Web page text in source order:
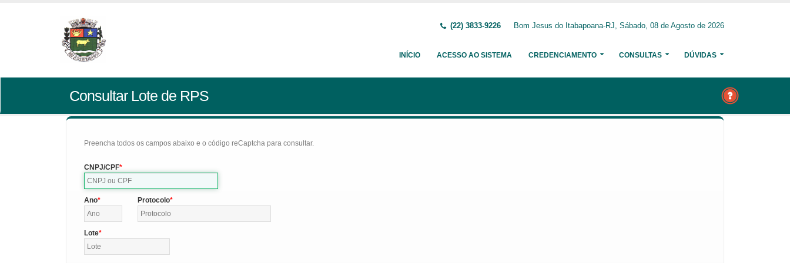
(22) 3833-9226 Bom Jesus do Itabapoana-RJ, Sábado, 08 de Agosto de 2026
INÍCIO ACESSO AO SISTEMA CREDENCIAMENTO CONSULTAS DÚVIDAS
Consultar Lote de RPS
Preencha todos os campos abaixo e o código reCaptcha para consultar.
CNPJ/CPF
Ano Protocolo
Lote